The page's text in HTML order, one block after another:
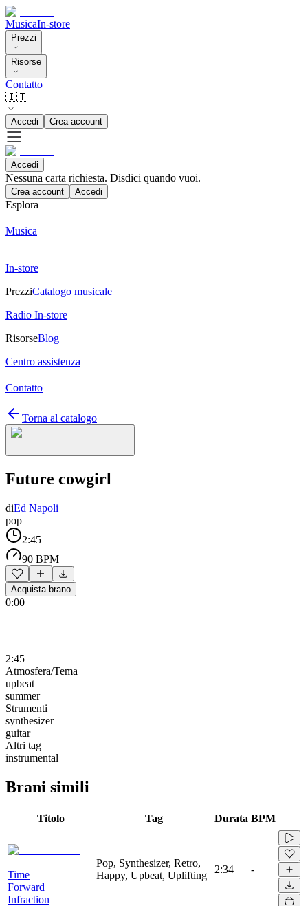
MusicaIn-store
Prezzi
Risorse
Contatto
🇮🇹
Accedi Crea account
Accedi
Nessuna carta richiesta. Disdici quando vuoi.
Crea account Accedi
Esplora
Musica
In-store
PrezziCatalogo musicale
Radio In-store
RisorseBlog
Centro assistenza
Contatto
Torna al catalogo
Future cowgirl
diEd Napoli
pop
2:45
90 BPM
Acquista brano
0:00
2:45
Atmosfera/Tema
upbeat
summer
Strumenti
synthesizer
guitar
Altri tag
instrumental
Brani simili
Titolo Tag Durata BPM
Time
Forward
Infraction
Pop, Synthesizer, Retro,
Happy, Upbeat, Uplifting
2:34 -